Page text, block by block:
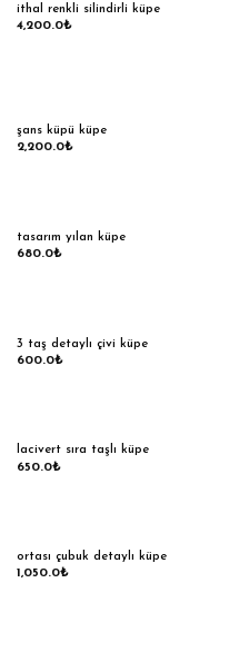
ithal renkli silindirli küpe
4,200.0₺
şans küpü küpe
2,200.0₺
tasarım yılan küpe
680.0₺
3 taş detaylı çivi küpe
600.0₺
lacivert sıra taşlı küpe
650.0₺
ortası çubuk detaylı küpe
1,050.0₺